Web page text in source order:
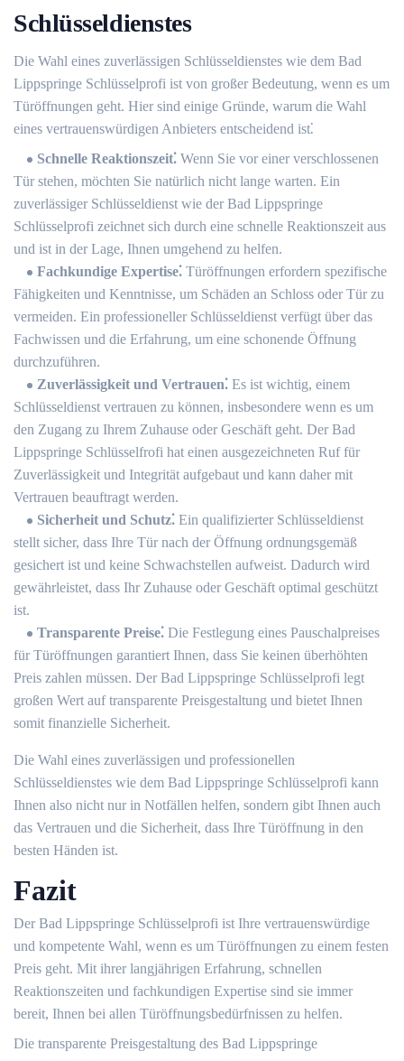
Schlüsseldienstes
Die Wahl eines zuverlässigen Schlüsseldienstes wie dem Bad
Lippspringe Schlüsselprofi ist von großer Bedeutung, wenn es um
Türöffnungen geht.​ Hier sind einige Gründe, warum die Wahl
eines vertrauenswürdigen Anbieters entscheidend ist⁚
Schnelle Reaktionszeit⁚ Wenn Sie vor einer verschlossenen
Tür stehen, möchten Sie natürlich nicht lange warten.​ Ein
zuverlässiger Schlüsseldienst wie der Bad Lippspringe
Schlüsselprofi zeichnet sich durch eine schnelle Reaktionszeit aus
und ist in der Lage, Ihnen umgehend zu helfen.​
Fachkundige Expertise⁚ Türöffnungen erfordern spezifische
Fähigkeiten und Kenntnisse, um Schäden an Schloss oder Tür zu
vermeiden. Ein professioneller Schlüsseldienst verfügt über das
Fachwissen und die Erfahrung, um eine schonende Öffnung
durchzuführen.​
Zuverlässigkeit und Vertrauen⁚ Es ist wichtig, einem
Schlüsseldienst vertrauen zu können, insbesondere wenn es um
den Zugang zu Ihrem Zuhause oder Geschäft geht.​ Der Bad
Lippspringe Schlüsselfrofi hat einen ausgezeichneten Ruf für
Zuverlässigkeit und Integrität aufgebaut und kann daher mit
Vertrauen beauftragt werden.​
Sicherheit und Schutz⁚ Ein qualifizierter Schlüsseldienst
stellt sicher, dass Ihre Tür nach der Öffnung ordnungsgemäß
gesichert ist und keine Schwachstellen aufweist.​ Dadurch wird
gewährleistet, dass Ihr Zuhause oder Geschäft optimal geschützt
ist.​
Transparente Preise⁚ Die Festlegung eines Pauschalpreises
für Türöffnungen garantiert Ihnen, dass Sie keinen überhöhten
Preis zahlen müssen.​ Der Bad Lippspringe Schlüsselprofi legt
großen Wert auf transparente Preisgestaltung und bietet Ihnen
somit finanzielle Sicherheit.​
Die Wahl eines zuverlässigen und professionellen
Schlüsseldienstes wie dem Bad Lippspringe Schlüsselprofi kann
Ihnen also nicht nur in Notfällen helfen, sondern gibt Ihnen auch
das Vertrauen und die Sicherheit, dass Ihre Türöffnung in den
besten Händen ist.
Fazit
Der Bad Lippspringe Schlüsselprofi ist Ihre vertrauenswürdige
und kompetente Wahl, wenn es um Türöffnungen zu einem festen
Preis geht.​ Mit ihrer langjährigen Erfahrung, schnellen
Reaktionszeiten und fachkundigen Expertise sind sie immer
bereit, Ihnen bei allen Türöffnungsbedürfnissen zu helfen.​
Die transparente Preisgestaltung des Bad Lippspringe